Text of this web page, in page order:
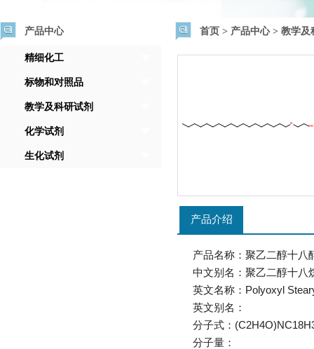
产品中心
精细化工
标物和对照品
教学及科研试剂
化学试剂
生化试剂
首页 > 产品中心> 教学及
产品介绍
产品名称：聚乙二醇十八
中文别名：聚乙二醇十八
英文名称：Polyoxyl
英文别名：
分子式：
分子量：